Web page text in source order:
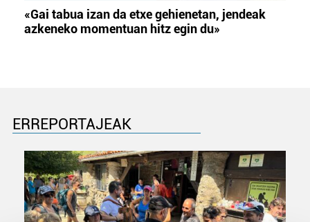
«Gai tabua izan da etxe gehienetan, jendeak
azkeneko momentuan hitz egin du»
ERREPORTAJEAK